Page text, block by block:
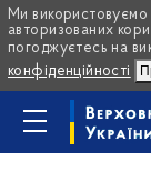
Ми
авторизованих
погоджуєтесь на
конфіденційності